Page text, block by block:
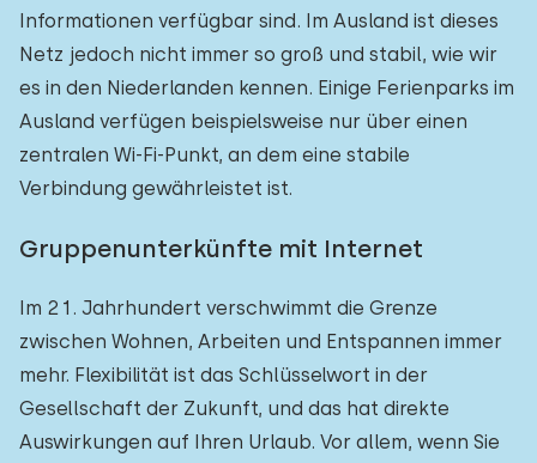
Informationen verfügbar sind. Im Ausland ist dieses
Netz jedoch nicht immer so groß und stabil, wie wir
es in den Niederlanden kennen. Einige Ferienparks im
Ausland verfügen beispielsweise nur über einen
zentralen Wi-Fi-Punkt, an dem eine stabile
Verbindung gewährleistet ist.
Gruppenunterkünfte mit Internet
Im 21. Jahrhundert verschwimmt die Grenze
zwischen Wohnen, Arbeiten und Entspannen immer
mehr. Flexibilität ist das Schlüsselwort in der
Gesellschaft der Zukunft, und das hat direkte
Auswirkungen auf Ihren Urlaub. Vor allem, wenn Sie